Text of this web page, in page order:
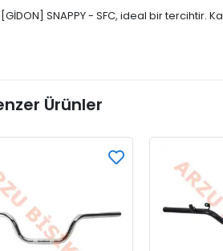
[GİDON] SNAPPY - SFC, ideal bir
Ürünler